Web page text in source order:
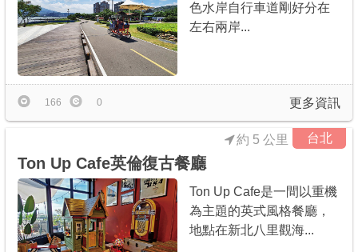
色水岸自行車道剛好分在
左右兩岸...
更多資訊
166 0
台北
Ton Up Cafe英倫復古餐廳
約 5 公里
Ton Up Cafe是一間以重機
為主題的英式風格餐廳，
地點在新北八里觀海...